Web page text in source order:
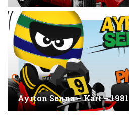
Ayrton Senna – Kart – 1981